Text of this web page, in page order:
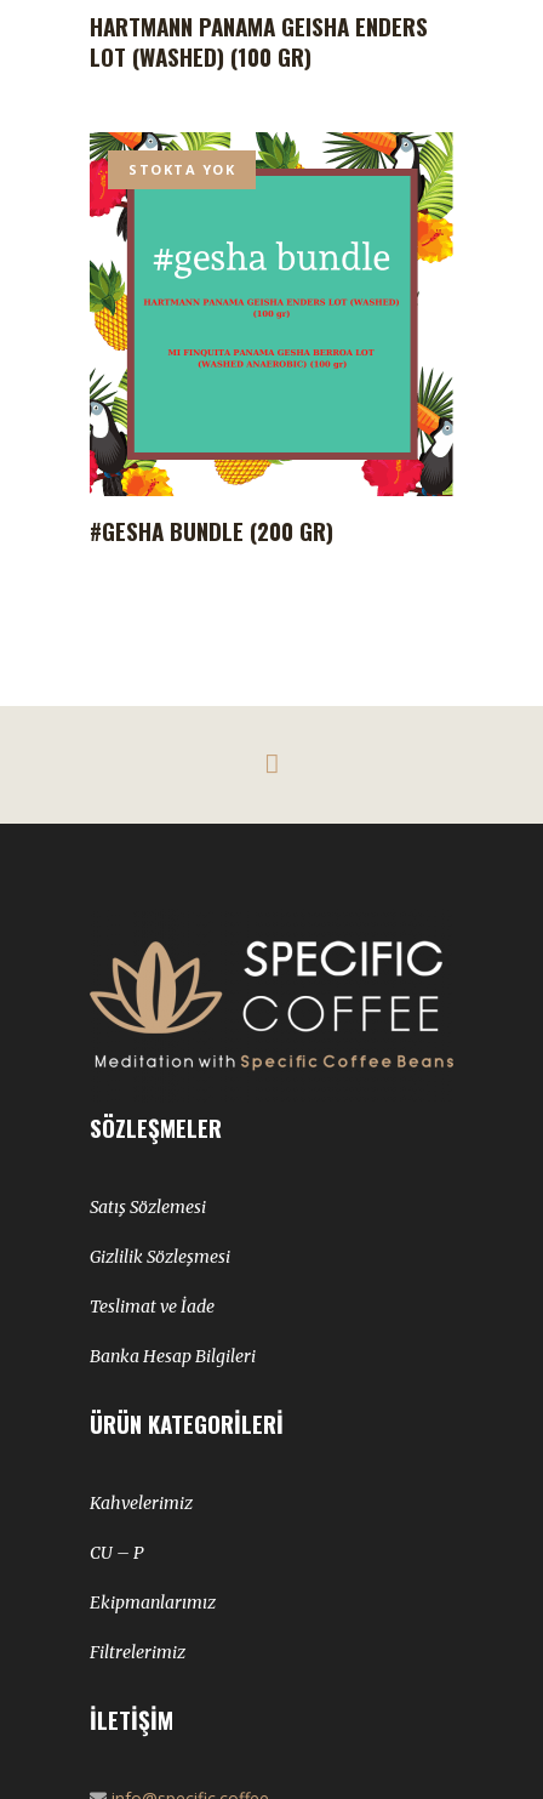
HARTMANN PANAMA GEISHA ENDERS
LOT (WASHED) (100 GR)
STOKTA YOK
#GESHA BUNDLE (200 GR)
SÖZLEŞMELER
Satış Sözlemesi
Gizlilik Sözleşmesi
Teslimat ve İade
Banka Hesap Bilgileri
ÜRÜN KATEGORILERI
Kahvelerimiz
CU – P
Ekipmanlarımız
Filtrelerimiz
İLETIŞIM